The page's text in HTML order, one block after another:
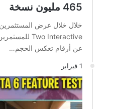
465 مليون نسخة
عن أرقام تعكس الحجم…
1 فبراير